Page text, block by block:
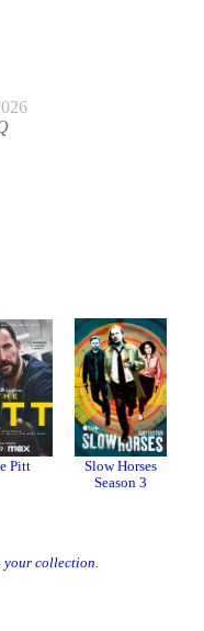
collection.
Pitt
Slow Horses
Season 3